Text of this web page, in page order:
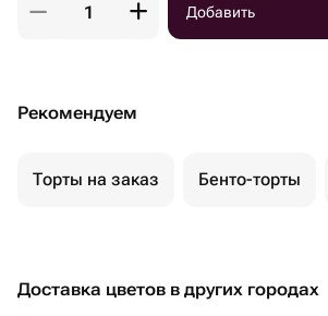
Добавить
Рекомендуем
Торты на заказ Бенто-торты
Доставка цветов в других городах